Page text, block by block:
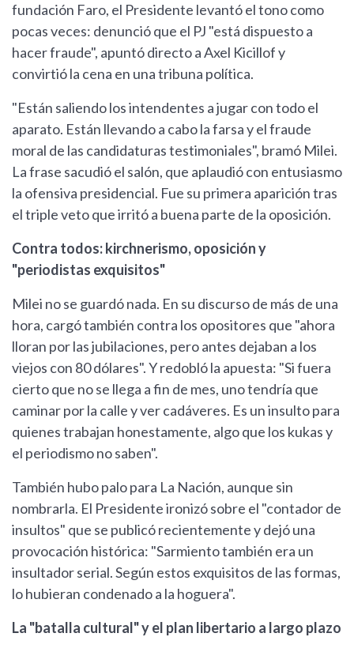
fundación Faro, el Presidente levantó el tono como
pocas veces: denunció que el PJ "está dispuesto a
hacer fraude", apuntó directo a Axel Kicillof y
convirtió la cena en una tribuna política.
"Están saliendo los intendentes a jugar con todo el
aparato. Están llevando a cabo la farsa y el fraude
moral de las candidaturas testimoniales", bramó Milei.
La frase sacudió el salón, que aplaudió con entusiasmo
la ofensiva presidencial. Fue su primera aparición tras
el triple veto que irritó a buena parte de la oposición.
Contra todos: kirchnerismo, oposición y
"periodistas exquisitos"
Milei no se guardó nada. En su discurso de más de una
hora, cargó también contra los opositores que "ahora
lloran por las jubilaciones, pero antes dejaban a los
viejos con 80 dólares". Y redobló la apuesta: "Si fuera
cierto que no se llega a fin de mes, uno tendría que
caminar por la calle y ver cadáveres. Es un insulto para
quienes trabajan honestamente, algo que los kukas y
el periodismo no saben".
También hubo palo para La Nación, aunque sin
nombrarla. El Presidente ironizó sobre el "contador de
insultos" que se publicó recientemente y dejó una
provocación histórica: "Sarmiento también era un
insultador serial. Según estos exquisitos de las formas,
lo hubieran condenado a la hoguera".
La "batalla cultural" y el plan libertario a largo plazo